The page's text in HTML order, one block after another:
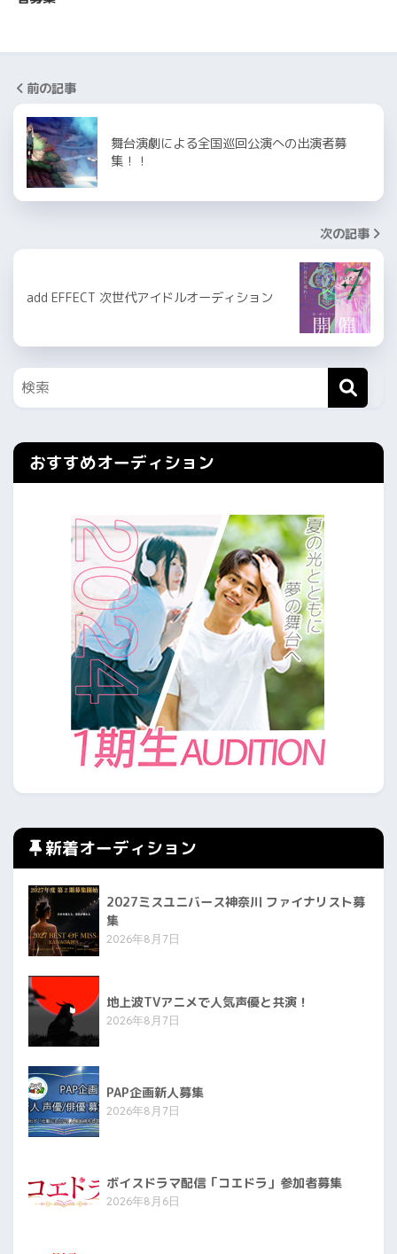
前の記事
舞台演劇による全国巡回公演への出演者募
集！！
次の記事
add EFFECT 次世代アイドルオーディション
おすすめオーディション
新着オーディション
2027ミスユニバース神奈川 ファイナリスト募
集
2026年8月7日
地上波TVアニメで人気声優と共演！
2026年8月7日
PAP企画新人募集
2026年8月7日
ボイスドラマ配信「コエドラ」参加者募集
2026年8月6日